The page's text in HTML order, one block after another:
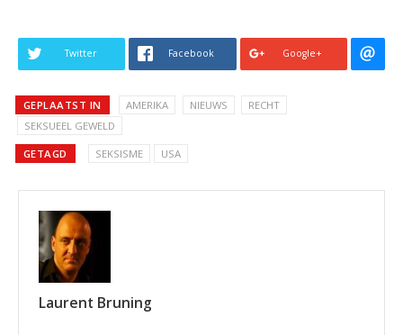
Twitter Facebook Google+
GEPLAATST IN AMERIKA NIEUWS
RECHT
SEKSUEEL GEWELD
GETAGD SEKSISME USA
Laurent Bruning